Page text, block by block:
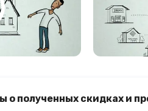
о полученных скидках и